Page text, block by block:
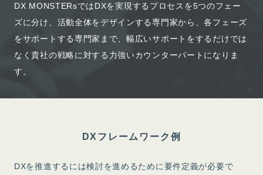
DX MONSTERsではDXを実現するプロセスを5つのフェー
ズに分け、活動全体をデザインする専門家から、各フェーズ
をサポートする専門家まで、幅広いサポートをするだけでは
なく貴社の戦略に対する力強いカウンターパートになりま
す。
DXフレームワーク例
DXを推進するには検討を進めるために要件定義が必要で